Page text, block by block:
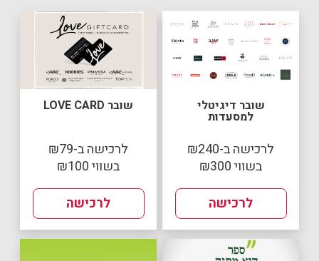
שובר דיגיטלי
למסעדות
לרכישה ב-₪240
בשווי ₪300
לרכישה
שובר LOVE CARD
לרכישה ב-₪79
בשווי ₪100
לרכישה